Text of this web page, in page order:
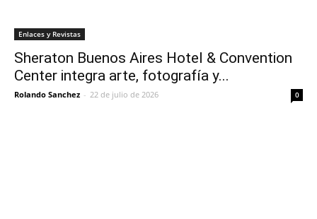
Enlaces y Revistas
Sheraton Buenos Aires Hotel & Convention
Center integra arte, fotografía y...
Rolando Sanchez - 22 de julio de 2026 0